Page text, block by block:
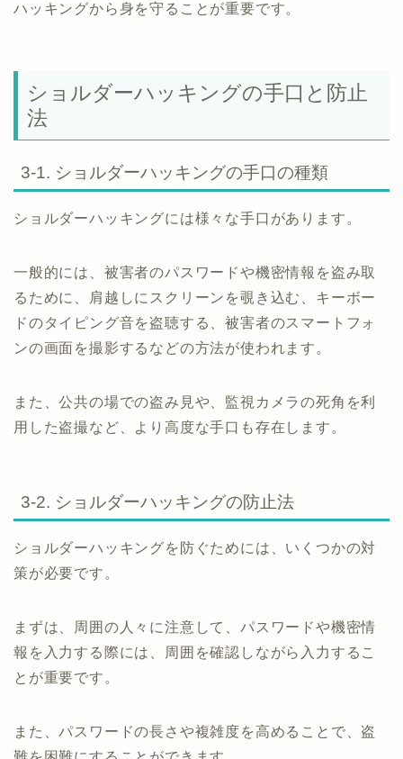
ハッキングから身を守ることが重要です。
ショルダーハッキングの手口と防止
法
3-1. ショルダーハッキングの手口の種類
ショルダーハッキングには様々な手口があります。
一般的には、被害者のパスワードや機密情報を盗み取
るために、肩越しにスクリーンを覗き込む、キーボー
ドのタイピング音を盗聴する、被害者のスマートフォ
ンの画面を撮影するなどの方法が使われます。
また、公共の場での盗み見や、監視カメラの死角を利
用した盗撮など、より高度な手口も存在します。
3-2. ショルダーハッキングの防止法
ショルダーハッキングを防ぐためには、いくつかの対
策が必要です。
まずは、周囲の人々に注意して、パスワードや機密情
報を入力する際には、周囲を確認しながら入力するこ
とが重要です。
また、パスワードの長さや複雑度を高めることで、盗